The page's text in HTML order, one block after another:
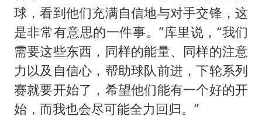
球，看到他们充满自信地与对手交锋，这
是非常有意思的一件事。”库里说，“我们
需要这些东西，同样的能量、同样的注意
力以及自信心，帮助球队前进，下轮系列
赛就要开始了，希望他们能有一个好的开
始，而我也会尽可能全力回归。”